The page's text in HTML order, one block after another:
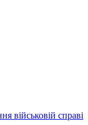
військовій справі